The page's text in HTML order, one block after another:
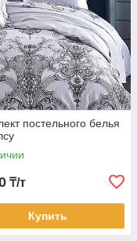
постельного белья
₸/т
Купить